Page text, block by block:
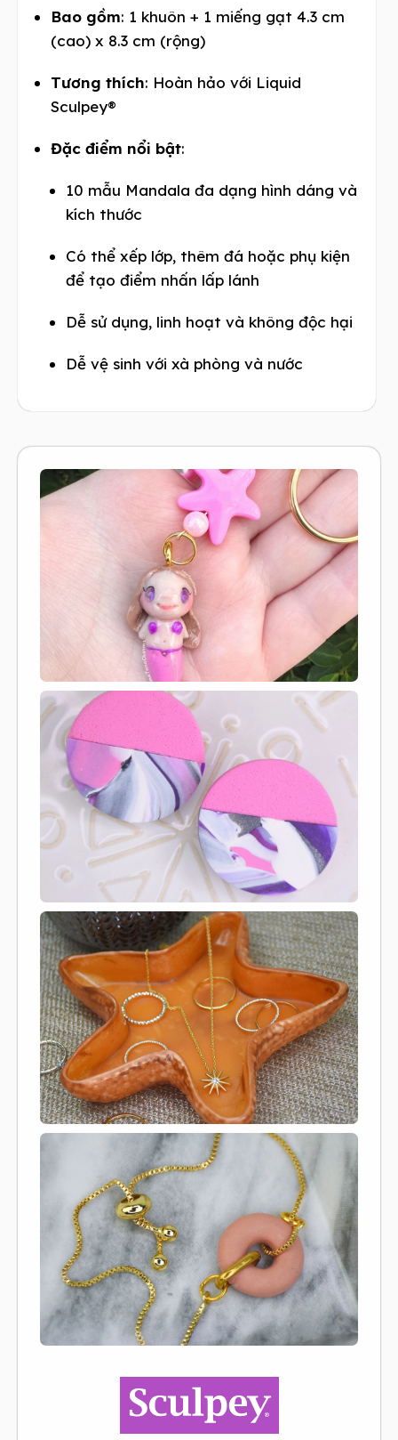
Bao gồm: 1 khuôn + 1 miếng gạt 4.3 cm
(cao) x 8.3 cm (rộng)
Tương thích: Hoàn hảo với Liquid
Sculpey®
Đặc điểm nổi bật:
10 mẫu Mandala đa dạng hình dáng và
kích thước
Có thể xếp lớp, thêm đá hoặc phụ kiện
để tạo điểm nhấn lấp lánh
Dễ sử dụng, linh hoạt và không độc hại
Dễ vệ sinh với xà phòng và nước